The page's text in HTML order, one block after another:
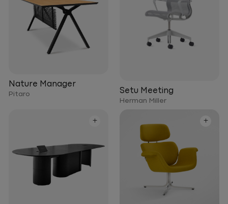
Setu Meeting
Herman Miller
Nature Manager
Pitaro
+
+